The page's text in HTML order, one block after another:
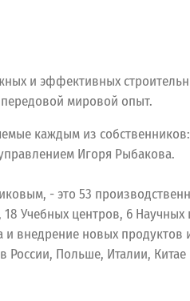
и эффективных
мировой опыт.
каждым из
Игоря Рыбакова.
- это 53
18 Учебных центров, 6
внедрение новых
России, Польше, Италии,